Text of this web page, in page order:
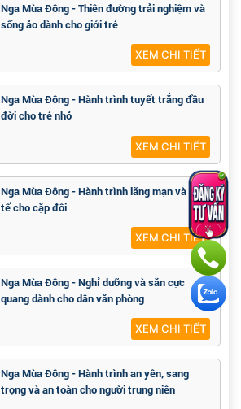
Nga Mùa Đông - Thiên đường trải nghiệm và
sống ảo dành cho giới trẻ
XEM CHI TIẾT
Nga Mùa Đông - Hành trình tuyết trắng đầu
đời cho trẻ nhỏ
XEM CHI TIẾT
Nga Mùa Đông - Hành trình lãng mạn và tinh
tế cho cặp đôi
XEM CHI TIẾT
Nga Mùa Đông - Nghỉ dưỡng và săn cực
quang dành cho dân văn phòng
XEM CHI TIẾT
Nga Mùa Đông - Hành trình an yên, sang
trọng và an toàn cho người trung niên